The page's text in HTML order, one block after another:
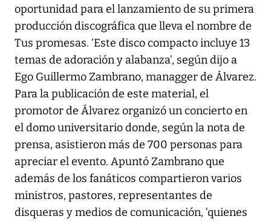
oportunidad para el lanzamiento de su primera
producción discográfica que lleva el nombre de
Tus promesas. ‘Este disco compacto incluye 13
temas de adoración y alabanza’, según dijo a
Ego Guillermo Zambrano, managger de Álvarez.
Para la publicación de este material, el
promotor de Álvarez organizó un concierto en
el domo universitario donde, según la nota de
prensa, asistieron más de 700 personas para
apreciar el evento. Apuntó Zambrano que
además de los fanáticos compartieron varios
ministros, pastores, representantes de
disqueras y medios de comunicación, ‘quienes